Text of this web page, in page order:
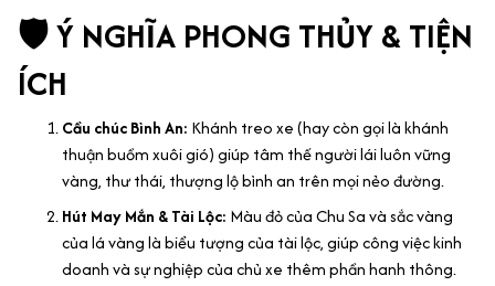
🛡️ Ý NGHĨA PHONG THỦY & TIỆN
ÍCH
Cầu chúc Bình An: Khánh treo xe (hay còn gọi là khánh
thuận buồm xuôi gió) giúp tâm thế người lái luôn vững
vàng, thư thái, thượng lộ bình an trên mọi nẻo đường.
Hút May Mắn & Tài Lộc: Màu đỏ của Chu Sa và sắc vàng
của lá vàng là biểu tượng của tài lộc, giúp công việc kinh
doanh và sự nghiệp của chủ xe thêm phần hanh thông.